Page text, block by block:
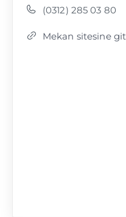
(0312) 285 03 80
Mekan sitesine git